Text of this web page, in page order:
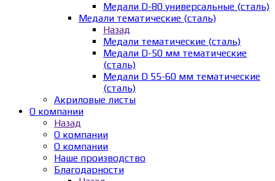
Медали D-80 универсальные (сталь)
Медали тематические (сталь)
Назад
Медали тематические (сталь)
Медали D-50 мм тематические
(сталь)
Медали D 55-60 мм тематические
(сталь)
Акриловые листы
О компании
Назад
О компании
О компании
Наше производство
Благодарности